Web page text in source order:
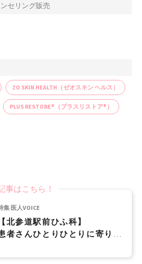
セリング販売
ZO SKIN HEALTH（ゼオスキン ヘルス）
PLUS RESTORE®（プラスリストア®）
事はこちら！
集 医人VOICE
【北参道駅前ひふ科】
者さんひとりひとりに寄り添
たい